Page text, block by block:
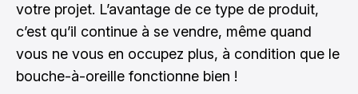
votre projet. L’avantage de ce type de produit,
c’est qu’il continue à se vendre, même quand
vous ne vous en occupez plus, à condition que le
bouche-à-oreille fonctionne bien !